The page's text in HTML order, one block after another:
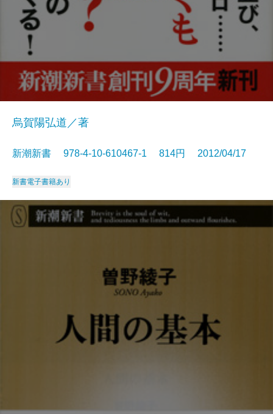
烏賀陽弘道／著
新潮新書 978-4-10-610467-1 814円 2012/04/17
新書電子書籍あり